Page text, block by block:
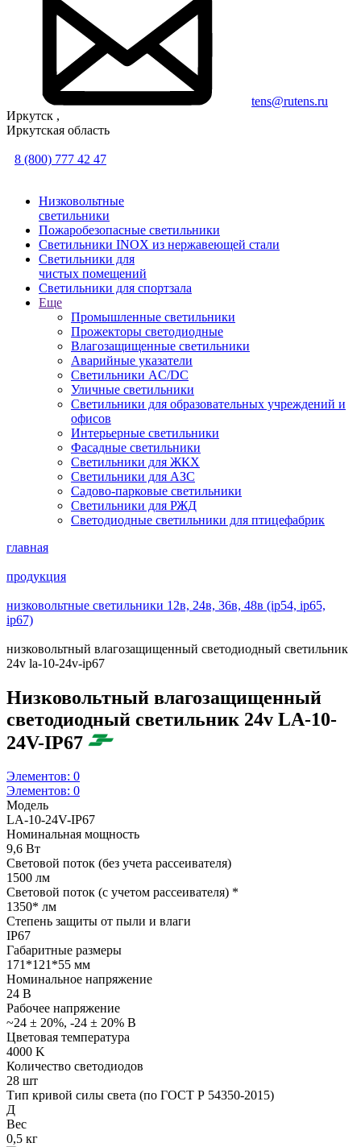
tens@rutens.ru
Иркутск ,
Иркутская область
8 (800) 777 42 47
Низковольтные
светильники
Пожаробезопасные светильники
Светильники INOX из нержавеющей стали
Светильники для
чистых помещений
Светильники для спортзала
Еще
Промышленные светильники
Прожекторы светодиодные
Влагозащищенные светильники
Аварийные указатели
Светильники AC/DC
Уличные светильники
Светильники для образовательных учреждений и
офисов
Интерьерные светильники
Фасадные светильники
Светильники для ЖКХ
Светильники для АЗС
Садово-парковые светильники
Светильники для РЖД
Светодиодные светильники для птицефабрик
главная
продукция
низковольтные светильники 12в, 24в, 36в, 48в (ip54, ip65,
ip67)
низковольтный влагозащищенный светодиодный светильник
24v la-10-24v-ip67
Низковольтный влагозащищенный
светодиодный светильник 24v LA-10-
24V-IP67
Элементов: 0
Элементов: 0
Модель
LA-10-24V-IP67
Номинальная мощность
9,6 Вт
Световой поток (без учета рассеивателя)
1500 лм
Световой поток (с учетом рассеивателя) *
1350* лм
Степень защиты от пыли и влаги
IP67
Габаритные размеры
171*121*55 мм
Номинальное напряжение
24 В
Рабочее напряжение
~24 ± 20%, -24 ± 20% В
Цветовая температура
4000 K
Количество светодиодов
28 шт
Тип кривой силы света (по ГОСТ Р 54350-2015)
Д
Вес
0,5 кг